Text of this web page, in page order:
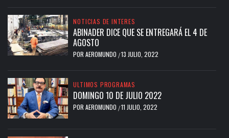
NOTICIAS DE INTERES
ABINADER DICE QUE SE ENTREGARÁ EL 4 DE
AGOSTO
POR AEROMUNDO /13 JULIO, 2022
ULTIMOS PROGRAMAS
DOMINGO 10 DE JULIO 2022
POR AEROMUNDO /11 JULIO, 2022